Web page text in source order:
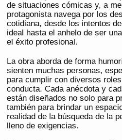
de situaciones cómicas y, a
protagonista navega por los
cotidiana, desde los intentos
ideal hasta el anhelo de ser
el éxito profesional.
La obra aborda de forma
sienten muchas personas,
para cumplir con diversos
conducta. Cada anécdota y
están diseñados no solo para
también para brindar un
realidad de la búsqueda de la
lleno de exigencias.